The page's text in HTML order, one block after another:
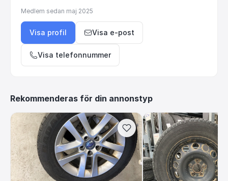
Medlem sedan maj 2025
Visa profil Visa e-post
Visa telefonnummer
Rekommenderas för din annonstyp